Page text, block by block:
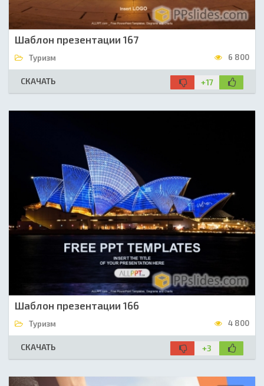
Шаблон презентации 167
Туризм 6 800
СКАЧАТЬ +17
Шаблон презентации 166
Туризм 4 800
СКАЧАТЬ +3